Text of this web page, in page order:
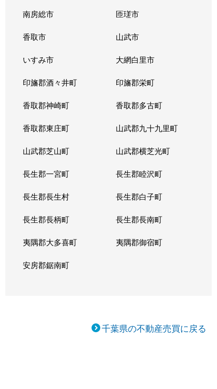
南房総市 匝瑳市
香取市 山武市
いすみ市 大網白里市
印旛郡酒々井町 印旛郡栄町
香取郡神崎町 香取郡多古町
香取郡東庄町 山武郡九十九里町
山武郡芝山町 山武郡横芝光町
長生郡一宮町 長生郡睦沢町
長生郡長生村 長生郡白子町
長生郡長柄町 長生郡長南町
夷隅郡大多喜町 夷隅郡御宿町
安房郡鋸南町
千葉県の不動産売買に戻る